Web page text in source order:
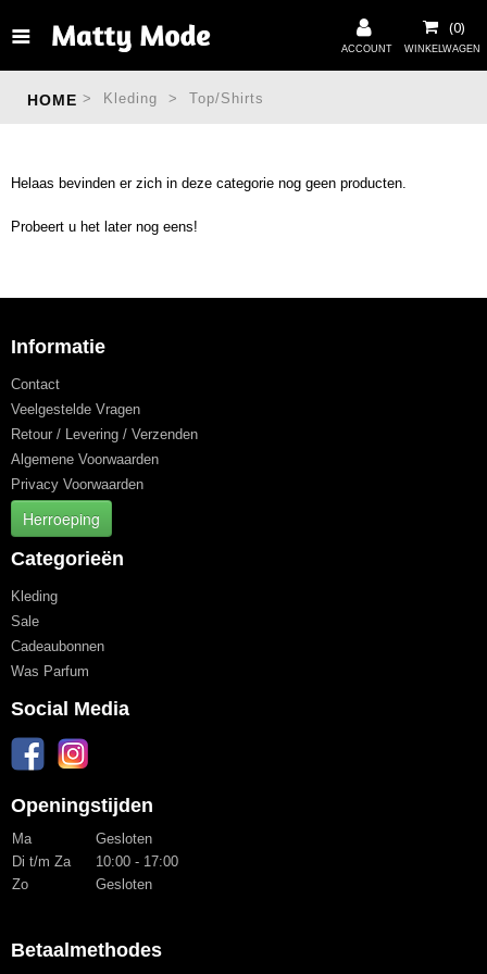
HOME > Kleding > Top/Shirts
Helaas bevinden er zich in deze categorie nog geen producten.
Probeert u het later nog eens!
Informatie
Contact
Veelgestelde Vragen
Retour / Levering / Verzenden
Algemene Voorwaarden
Privacy Voorwaarden
Herroeping
Categorieën
Kleding
Sale
Cadeaubonnen
Was Parfum
Social Media
Openingstijden
Ma
Gesloten
Di t/m Za
10:00 - 17:00
Zo
Gesloten
Betaalmethodes